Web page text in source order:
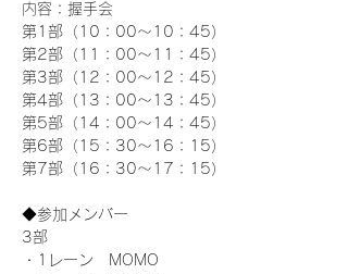
内容：握手会
第1部（10：00～10：45）
第2部（11：00～11：45）
第3部（12：00～12：45）
第4部（13：00～13：45）
第5部（14：00～14：45）
第6部（15：30～16：15）
第7部（16：30～17：15）
◆参加メンバー
3部
・1レーン　MOMO